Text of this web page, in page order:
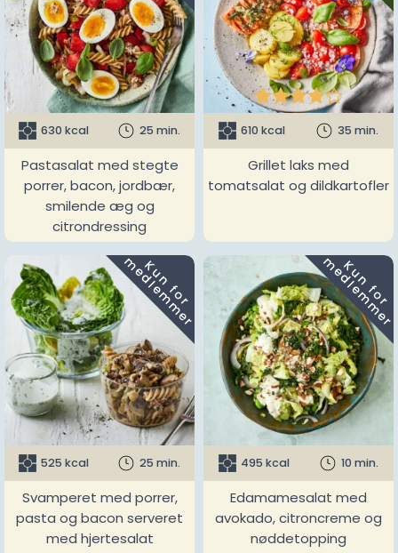
630 kcal 25 min.
Pastasalat med stegte
porrer, bacon, jordbær,
smilende æg og
citrondressing

610 kcal 35 min.
Grillet laks med
tomatsalat og dildkartofler
K
u
n
f
o
r
m
e
d
l
e
m
m
e
r
525 kcal 25 min.
Svamperet med porrer,
pasta og bacon serveret
med hjertesalat
K
u
n
f
o
r
m
e
d
l
e
m
m
e
r
495 kcal 10 min.
Edamamesalat med
avokado, citroncreme og
nøddetopping